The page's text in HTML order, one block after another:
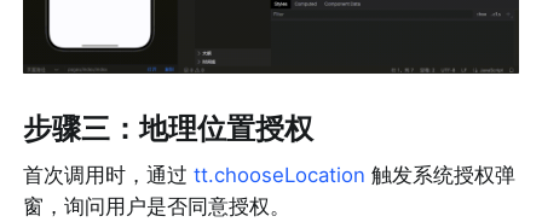
步骤三：地理位置授权
首次调用时，通过 tt.chooseLocation 触发系统授权弹
窗，询问用户是否同意授权。